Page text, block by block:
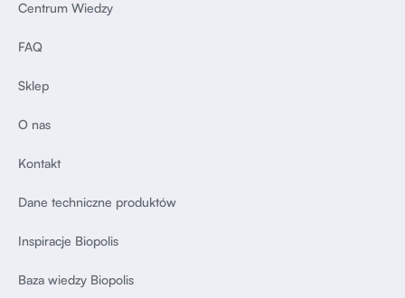
Centrum Wiedzy
FAQ
Sklep
O nas
Kontakt
Dane techniczne produktów
Inspiracje Biopolis
Baza wiedzy Biopolis